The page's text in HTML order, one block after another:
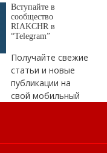
Вступайте в
сообщество
RIAKCHR в
“Telegram”
Получайте свежие
статьи и новые
публикации на
свой мобильный